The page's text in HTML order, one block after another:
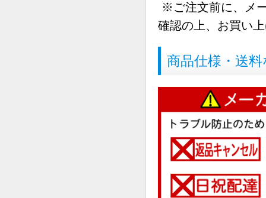
※ご注文前に、メ
確認の上、お買い
商品仕様・送